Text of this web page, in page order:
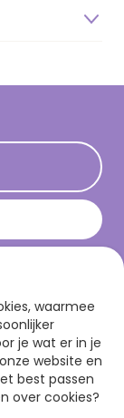
waarmee
je wat er in je
website en
best passen
over cookies?